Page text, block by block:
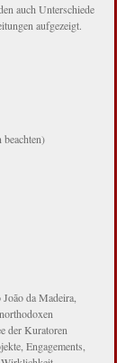
auch Unterschiede
aufgezeigt.
da Madeira,
der Kuratoren
Engagements,